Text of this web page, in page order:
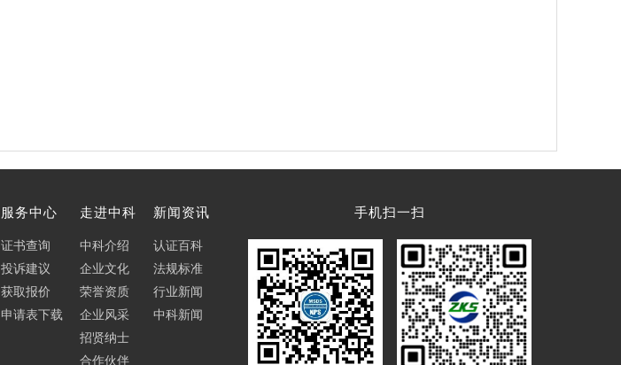
服务中心
证书查询
投诉建议
获取报价
申请表下载
走进中科
中科介绍
企业文化
荣誉资质
企业风采
招贤纳士
合作伙伴
新闻资讯
认证百科
法规标准
行业新闻
中科新闻
手机扫一扫